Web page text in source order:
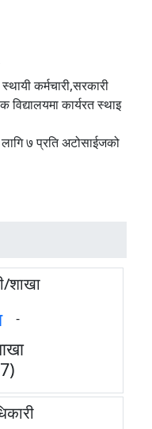
कर्मचारी,सरकारी
विद्यालयमा कार्यरत स्थाइ
७ प्रति अटोसाईजको
शाखा
-